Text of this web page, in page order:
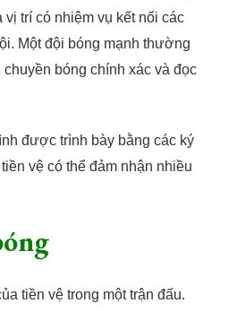
trí có nhiệm vụ kết nối các
Một đội bóng mạnh thường
bóng chính xác và đọc
được trình bày bằng các ký
vệ có thể đảm nhận nhiều
tiền vệ trong một trận đấu.